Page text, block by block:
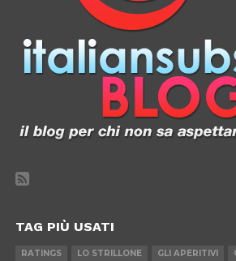
TAG PIÙ USATI
RATINGS LO STRILLONE GLI APERITIVI